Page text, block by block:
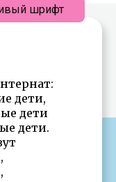
дети,
дети
дети.
шрифт